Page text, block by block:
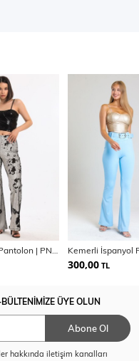
300,00 TL
ÜYE OLUN
Abone Ol
hakkında iletişim kanalları